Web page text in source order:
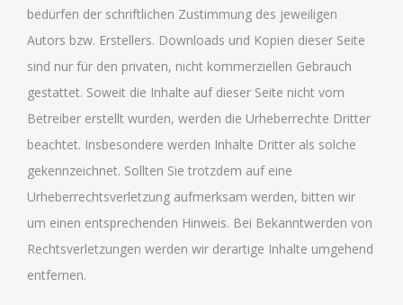
bedürfen der schriftlichen Zustimmung des jeweiligen
Autors bzw. Erstellers. Downloads und Kopien dieser Seite
sind nur für den privaten, nicht kommerziellen Gebrauch
gestattet. Soweit die Inhalte auf dieser Seite nicht vom
Betreiber erstellt wurden, werden die Urheberrechte Dritter
beachtet. Insbesondere werden Inhalte Dritter als solche
gekennzeichnet. Sollten Sie trotzdem auf eine
Urheberrechtsverletzung aufmerksam werden, bitten wir
um einen entsprechenden Hinweis. Bei Bekanntwerden von
Rechtsverletzungen werden wir derartige Inhalte umgehend
entfernen.